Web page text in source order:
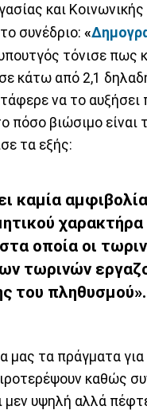
και
συνέδριο: «
τόνισε πως
κάτω από 2,1
να το
πόσο βιώσιμο είναι
τα εξής:
καμία
οποία οι
τωρινών
του πληθυσμού».
μας τα πράγματα
καθώς
μεν υψηλή αλλά